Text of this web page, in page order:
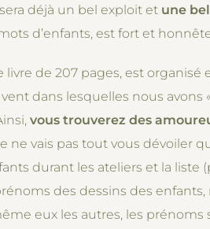
déjà un bel exploit et une
d’enfants, est fort et
de 207 pages, est
dans lesquelles nous avons
vous trouverez des
ne vais pas tout vous dévoiler
durant les ateliers et la liste
des dessins des
eux les autres, les